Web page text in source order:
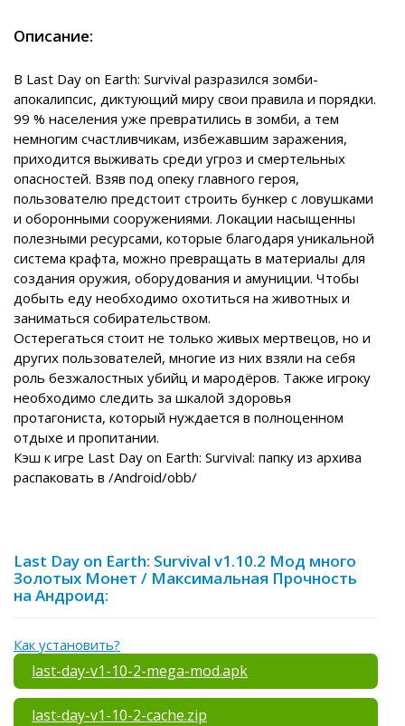
Описание:
В Last Day on Earth: Survival разразился зомби-
апокалипсис, диктующий миру свои правила и порядки.
99 % населения уже превратились в зомби, а тем
немногим счастливчикам, избежавшим заражения,
приходится выживать среди угроз и смертельных
опасностей. Взяв под опеку главного героя,
пользователю предстоит строить бункер с ловушками
и оборонными сооружениями. Локации насыщенны
полезными ресурсами, которые благодаря уникальной
система крафта, можно превращать в материалы для
создания оружия, оборудования и амуниции. Чтобы
добыть еду необходимо охотиться на животных и
заниматься собирательством.
Остерегаться стоит не только живых мертвецов, но и
других пользователей, многие из них взяли на себя
роль безжалостных убийц и мародёров. Также игроку
необходимо следить за шкалой здоровья
протагониста, который нуждается в полноценном
отдыхе и пропитании.
Кэш к игре Last Day on Earth: Survival: папку из архива
распаковать в /Android/obb/
Last Day on Earth: Survival v1.10.2 Мод много
Золотых Монет / Максимальная Прочность
на Андроид:
Как установить?
last-day-v1-10-2-mega-mod.apk
last-day-v1-10-2-cache.zip